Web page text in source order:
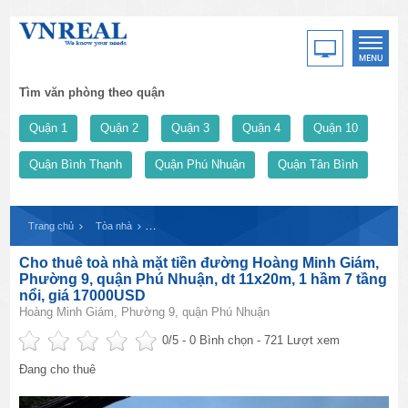
Tìm văn phòng theo quận
Quận 1 Quận 2 Quận 3 Quận 4 Quận 10
Quận Bình Thạnh Quận Phú Nhuận Quận Tân Bình
Trang chủ Tòa nhà
Cho thuê toà nhà mặt tiền đường Hoàng Minh Giám,
Phường 9, quận Phú Nhuận, dt 11x20m, 1 hầm 7 tầng
nổi, giá 17000USD
Hoàng Minh Giám, Phường 9, quận Phú Nhuận
0/5 -0 Bình chọn - 721 Lượt xem
Đang cho thuê